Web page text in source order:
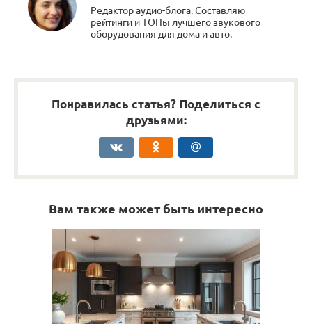
Редактор аудио-блога. Составляю
рейтинги и ТОПы лучшего звукового
оборудования для дома и авто.
Понравилась статья? Поделиться с
друзьями:
Вам также может быть интересно